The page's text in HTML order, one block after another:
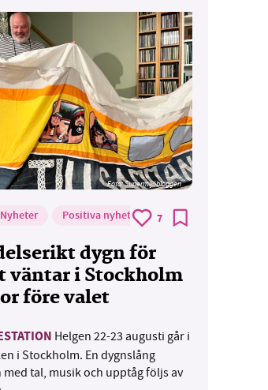
Foto: Supermijöbloggen
Nyheter Positiva nyheter 7
dygn för
i Stockholm
före valet
Helgen 22-23 augusti går i
i Stockholm. En dygnslång
tal, musik och upptåg följs av